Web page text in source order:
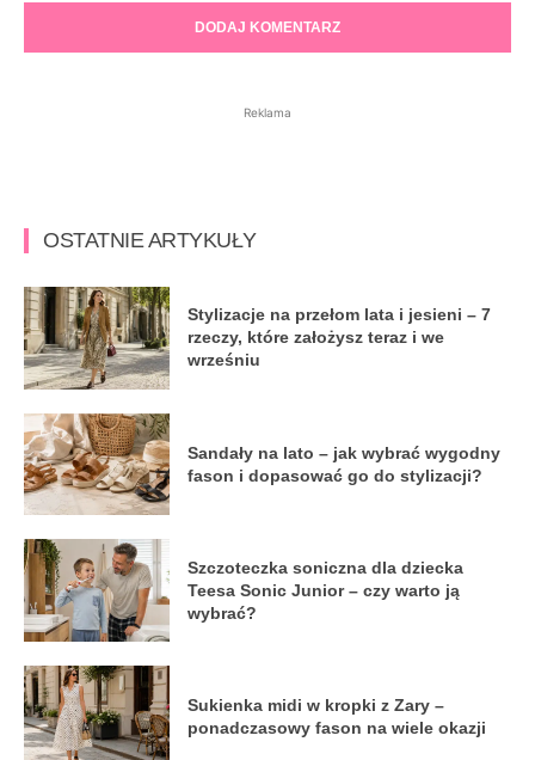
Reklama
OSTATNIE ARTYKUŁY
Stylizacje na przełom lata i jesieni – 7
rzeczy, które założysz teraz i we
wrześniu
Sandały na lato – jak wybrać wygodny
fason i dopasować go do stylizacji?
Szczoteczka soniczna dla dziecka
Teesa Sonic Junior – czy warto ją
wybrać?
Sukienka midi w kropki z Zary –
ponadczasowy fason na wiele okazji